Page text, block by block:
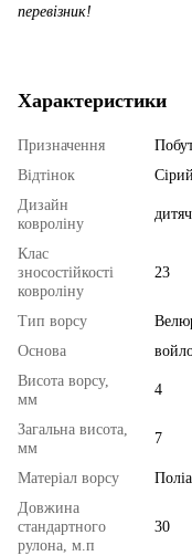
перевізник!
Характеристики
Призначення
Відтінок
Дизайн
ковроліну
Клас
зносостійкості
ковроліну
23
Тип ворсу
Основа
Висота ворсу,
мм
4
Загальна висота,
мм
7
Матеріал ворсу
Довжина
стандартного
рулона, м.п
30